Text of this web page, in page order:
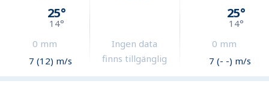
25°
14°
0 mm
7 (12) m/s
Ingen data
finns tillgänglig
25°
14°
0 mm
7 (- -) m/s